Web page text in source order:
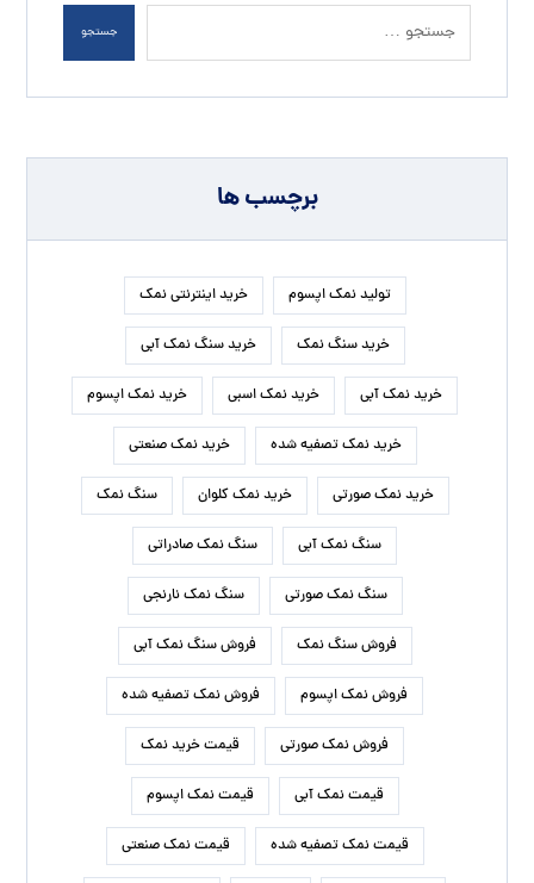
جستجو
برچسب ها
تولید نمک اپسوم خرید اینترنتی نمک
خرید سنگ نمک خرید سنگ نمک آبی
خرید نمک آبی خرید نمک اسبی خرید نمک اپسوم
خرید نمک تصفیه شده خرید نمک صنعتی
خرید نمک صورتی خرید نمک کلوان سنگ نمک
سنگ نمک آبی سنگ نمک صادراتی
سنگ نمک صورتی سنگ نمک نارنجی
فروش سنگ نمک فروش سنگ نمک آبی
فروش نمک اپسوم فروش نمک تصفیه شده
فروش نمک صورتی قیمت خرید نمک
قیمت نمک آبی قیمت نمک اپسوم
قیمت نمک تصفیه شده قیمت نمک صنعتی